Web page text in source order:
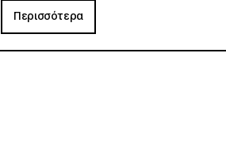
Περισσότερα